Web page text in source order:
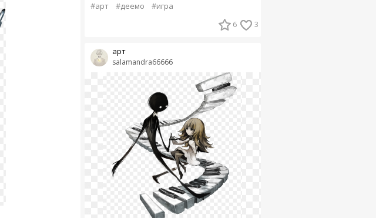
#арт #деемо #игра
6 3
salamandra66666
арт